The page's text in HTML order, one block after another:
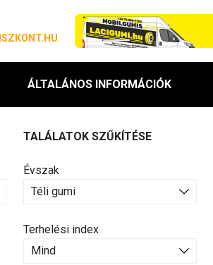
ÁLTALÁNOS INFORMÁCIÓK
TALÁLATOK SZŰKÍTÉSE
Évszak
Terhelési index